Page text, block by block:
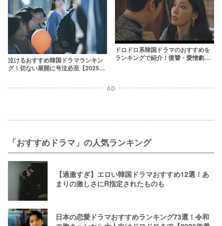
泣けるおすすめ韓国ドラマランキン
グ！切ない展開に号泣必至【2025年
ドロドロ系韓国ドラマのおすすめを
ランキングで紹介！復讐・愛憎劇・
AD
「おすすめドラマ」の人気ランキング
【過激すぎ】エロい韓国ドラマおすすめ12選！あ
まりの激しさにR指定されたものも
日本の恋愛ドラマおすすめランキング73選！令和